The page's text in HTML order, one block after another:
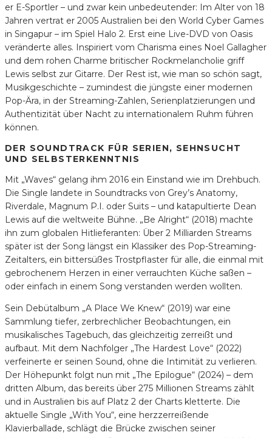
er E-Sportler – und zwar kein unbedeutender: Im Alter von 18
Jahren vertrat er 2005 Australien bei den World Cyber Games
in Singapur – im Spiel Halo 2. Erst eine Live-DVD von Oasis
veränderte alles. Inspiriert vom Charisma eines Noel Gallagher
und dem rohen Charme britischer Rockmelancholie griff
Lewis selbst zur Gitarre. Der Rest ist, wie man so schön sagt,
Musikgeschichte – zumindest die jüngste einer modernen
Pop-Ära, in der Streaming-Zahlen, Serienplatzierungen und
Authentizität über Nacht zu internationalem Ruhm führen
können.
DER SOUNDTRACK FÜR SERIEN, SEHNSUCHT
UND SELBSTERKENNTNIS
Mit „Waves“ gelang ihm 2016 ein Einstand wie im Drehbuch.
Die Single landete in Soundtracks von Grey’s Anatomy,
Riverdale, Magnum P.I. oder Suits – und katapultierte Dean
Lewis auf die weltweite Bühne. „Be Alright“ (2018) machte
ihn zum globalen Hitlieferanten: Über 2 Milliarden Streams
später ist der Song längst ein Klassiker des Pop-Streaming-
Zeitalters, ein bittersüßes Trostpflaster für alle, die einmal mit
gebrochenem Herzen in einer verrauchten Küche saßen –
oder einfach in einem Song verstanden werden wollten.
Sein Debütalbum „A Place We Knew“ (2019) war eine
Sammlung tiefer, zerbrechlicher Beobachtungen, ein
musikalisches Tagebuch, das gleichzeitig zerreißt und
aufbaut. Mit dem Nachfolger „The Hardest Love“ (2022)
verfeinerte er seinen Sound, ohne die Intimität zu verlieren.
Der Höhepunkt folgt nun mit „The Epilogue“ (2024) – dem
dritten Album, das bereits über 275 Millionen Streams zählt
und in Australien bis auf Platz 2 der Charts kletterte. Die
aktuelle Single „With You“, eine herzzerreißende
Klavierballade, schlägt die Brücke zwischen seiner